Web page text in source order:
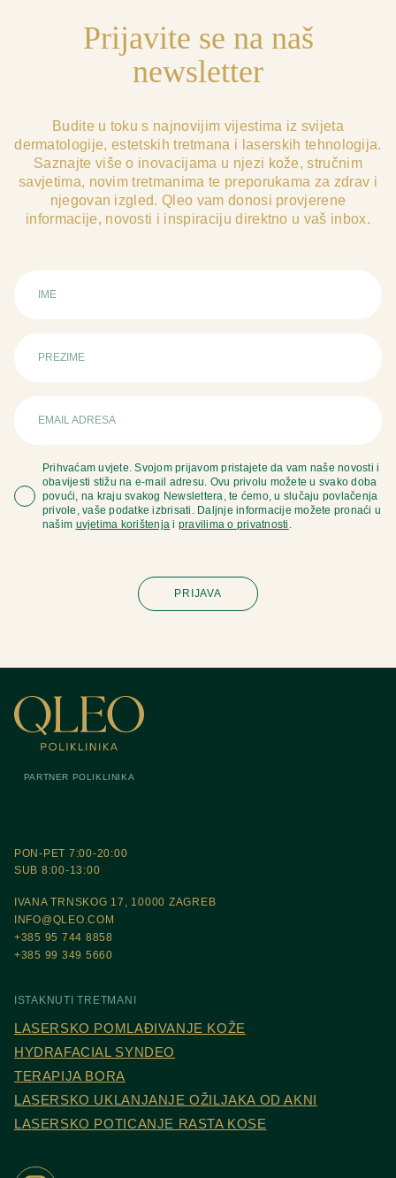
Prijavite se na naš
newsletter
Budite u toku s najnovijim vijestima iz svijeta
dermatologije, estetskih tretmana i laserskih tehnologija.
Saznajte više o inovacijama u njezi kože, stručnim
savjetima, novim tretmanima te preporukama za zdrav i
njegovan izgled. Qleo vam donosi provjerene
informacije, novosti i inspiraciju direktno u vaš inbox.
Prihvaćam uvjete. Svojom prijavom pristajete da vam naše novosti i
obavijesti stižu na e-mail adresu. Ovu privolu možete u svako doba
povući, na kraju svakog Newslettera, te ćemo, u slučaju povlačenja
privole, vaše podatke izbrisati. Daljnje informacije možete pronaći u
našim uvjetima korištenja i pravilima o privatnosti .
PARTNER POLIKLINIKA
PON-PET 7:00-20:00
SUB 8:00-13:00
IVANA TRNSKOG 17, 10000 ZAGREB
INFO@QLEO.COM
+385 95 744 8858
+385 99 349 5660
ISTAKNUTI TRETMANI
LASERSKO POMLAĐIVANJE KOŽE
HYDRAFACIAL SYNDEO
TERAPIJA BORA
LASERSKO UKLANJANJE OŽILJAKA OD AKNI
LASERSKO POTICANJE RASTA KOSE